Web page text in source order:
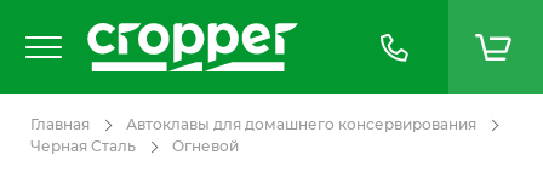
Главная
Автоклавы для домашнего консервирования
Черная Сталь
Огневой